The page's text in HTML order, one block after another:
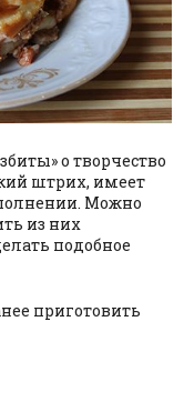
о творчество
штрих, имеет
Можно
из них
подобное
приготовить